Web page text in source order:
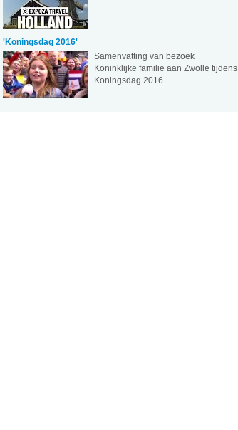
'Koningsdag 2016'
Samenvatting van bezoek
Koninklijke familie aan Zwolle tijdens
Koningsdag 2016.